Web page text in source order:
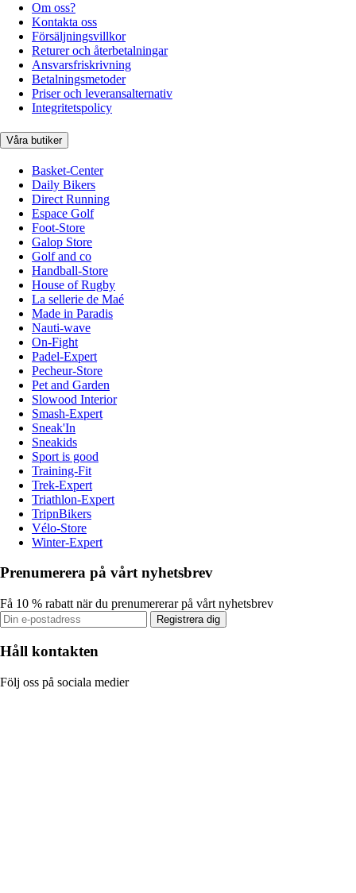
Om oss?
Kontakta oss
Försäljningsvillkor
Returer och återbetalningar
Ansvarsfriskrivning
Betalningsmetoder
Priser och leveransalternativ
Integritetspolicy
Våra butiker
Basket-Center
Daily Bikers
Direct Running
Espace Golf
Foot-Store
Galop Store
Golf and co
Handball-Store
House of Rugby
La sellerie de Maé
Made in Paradis
Nauti-wave
On-Fight
Padel-Expert
Pecheur-Store
Pet and Garden
Slowood Interior
Smash-Expert
Sneak'In
Sneakids
Sport is good
Training-Fit
Trek-Expert
Triathlon-Expert
TripnBikers
Vélo-Store
Winter-Expert
Prenumerera på vårt nyhetsbrev
Få 10 % rabatt när du prenumererar på vårt nyhetsbrev
Registrera dig
Håll kontakten
Följ oss på sociala medier